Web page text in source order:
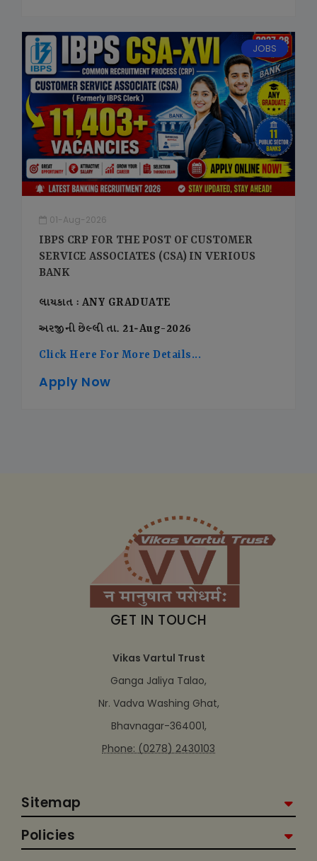
JOBS
01-Aug-2026
IBPS CRP FOR THE POST OF CUSTOMER
SERVICE ASSOCIATES (CSA) IN VERIOUS
BANK
લાયકાત : ANY GRADUATE
અરજીની છેલ્લી તા. 21-Aug-2026
Click Here For More Details...
Apply Now
GET IN TOUCH
Vikas Vartul Trust
Ganga Jaliya Talao,
Nr. Vadva Washing Ghat,
Bhavnagar-364001,
Phone: (0278) 2430103
Sitemap
Policies